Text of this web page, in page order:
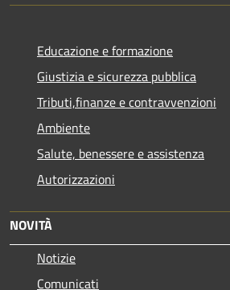
Educazione e formazione
Giustizia e sicurezza pubblica
Tributi,finanze e contravvenzioni
Ambiente
Salute, benessere e assistenza
Autorizzazioni
NOVITÀ
Notizie
Comunicati